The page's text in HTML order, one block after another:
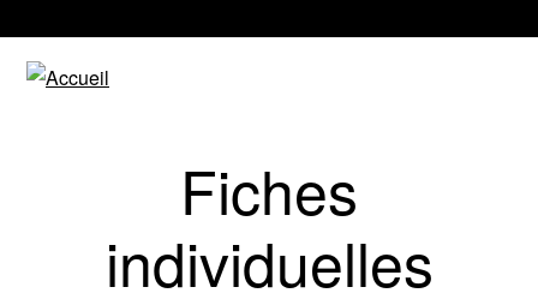
Fiches
individuelles